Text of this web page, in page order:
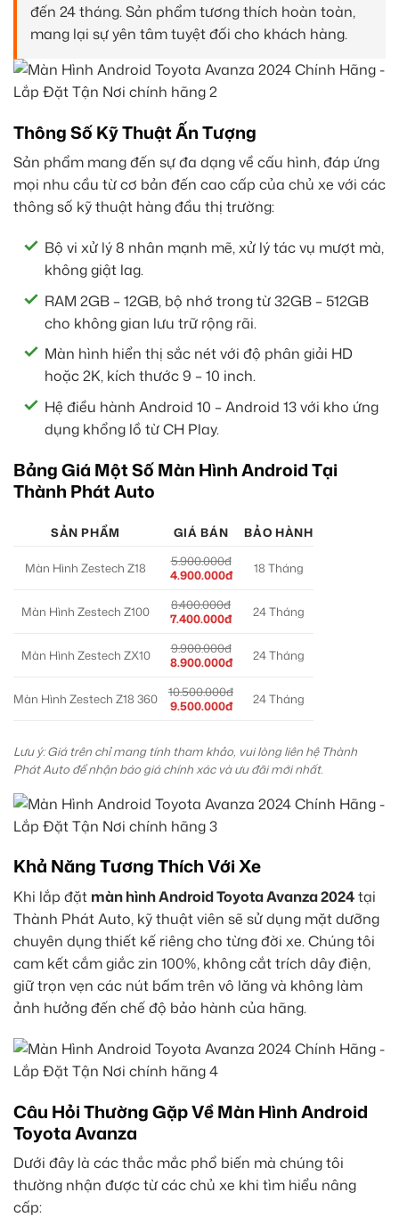
đến 24 tháng. Sản phẩm tương thích hoàn toàn,
mang lại sự yên tâm tuyệt đối cho khách hàng.
Thông Số Kỹ Thuật Ấn Tượng
Sản phẩm mang đến sự đa dạng về cấu hình, đáp ứng
mọi nhu cầu từ cơ bản đến cao cấp của chủ xe với các
thông số kỹ thuật hàng đầu thị trường:
Bộ vi xử lý 8 nhân mạnh mẽ, xử lý tác vụ mượt mà,
không giật lag.
RAM 2GB – 12GB, bộ nhớ trong từ 32GB – 512GB
cho không gian lưu trữ rộng rãi.
Màn hình hiển thị sắc nét với độ phân giải HD
hoặc 2K, kích thước 9 – 10 inch.
Hệ điều hành Android 10 – Android 13 với kho ứng
dụng khổng lồ từ CH Play.
Bảng Giá Một Số Màn Hình Android Tại
Thành Phát Auto
SẢN PHẨM GIÁ BÁN BẢO HÀNH
Màn Hình Zestech Z18
5.900.000đ
4.900.000đ
18 Tháng
Màn Hình Zestech Z100
8.400.000đ
7.400.000đ
24 Tháng
Màn Hình Zestech ZX10
9.900.000đ
8.900.000đ
24 Tháng
Màn Hình Zestech Z18 360
10.500.000đ
9.500.000đ
24 Tháng
Lưu ý: Giá trên chỉ mang tính tham khảo, vui lòng liên hệ Thành
Phát Auto để nhận báo giá chính xác và ưu đãi mới nhất.
Khả Năng Tương Thích Với Xe
Khi lắp đặt màn hình Android Toyota Avanza 2024tại
Thành Phát Auto, kỹ thuật viên sẽ sử dụng mặt dưỡng
chuyên dụng thiết kế riêng cho từng đời xe. Chúng tôi
cam kết cắm giắc zin 100%, không cắt trích dây điện,
giữ trọn vẹn các nút bấm trên vô lăng và không làm
ảnh hưởng đến chế độ bảo hành của hãng.
Câu Hỏi Thường Gặp Về Màn Hình Android
Toyota Avanza
Dưới đây là các thắc mắc phổ biến mà chúng tôi
thường nhận được từ các chủ xe khi tìm hiểu nâng
cấp: